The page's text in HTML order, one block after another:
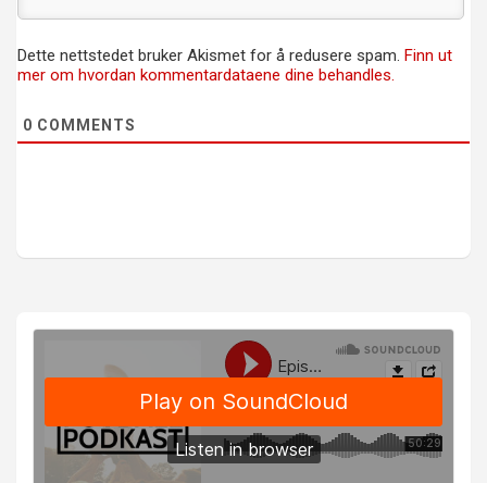
Dette nettstedet bruker Akismet for å redusere spam. Finn ut
mer om hvordan kommentardataene dine behandles.
0 COMMENTS